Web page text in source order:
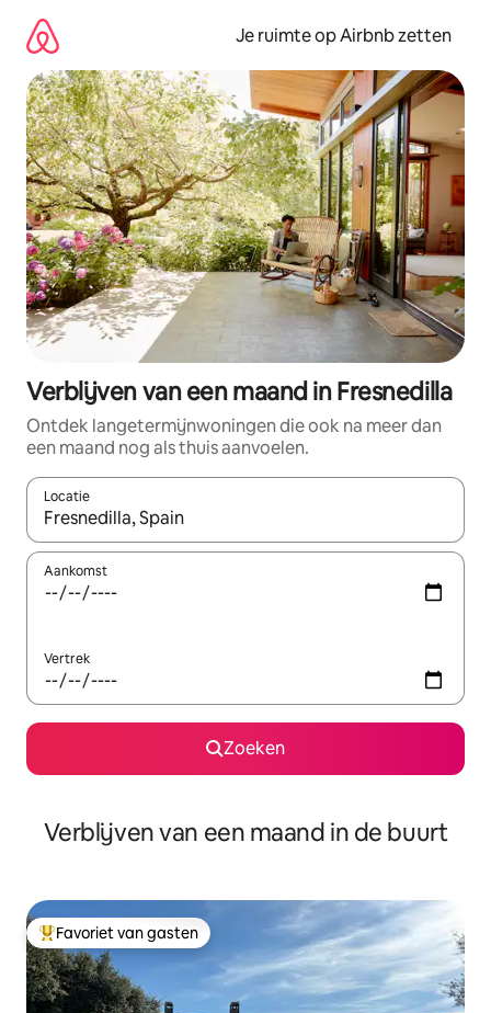
direct
naar
inhoud
Je ruimte op Airbnb zetten
Verblijven van een maand in Fresnedilla
Ontdek langetermijnwoningen die ook na meer dan
een maand nog als thuis aanvoelen.
Locatie
Wanneer er suggesties beschikbaar zijn, maak je een keuze
Aankomst
Vertrek
Zoeken
Verblijven van een maand in de buurt
Topfavoriet van gasten
Favoriet van gasten